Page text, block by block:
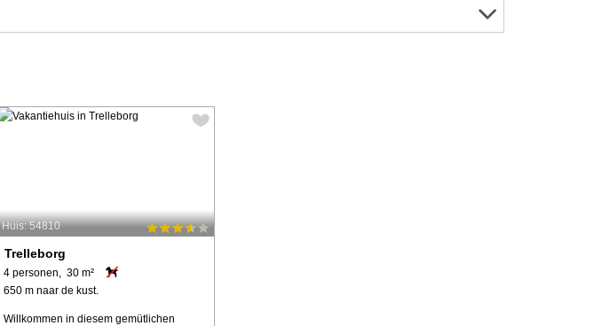
Huis: 54810
Trelleborg
4 personen, 30 m²
650 m naar de kust.
Willkommen in diesem gemütlichen